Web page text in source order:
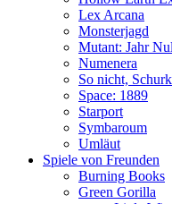
Lex Arcana
Monsterjagd
Mutant: Jahr
Numenera
So nicht,
Space: 1889
Starport
Symbaroum
Umläut
Spiele von Freunden
Burning Books
Green Gorilla